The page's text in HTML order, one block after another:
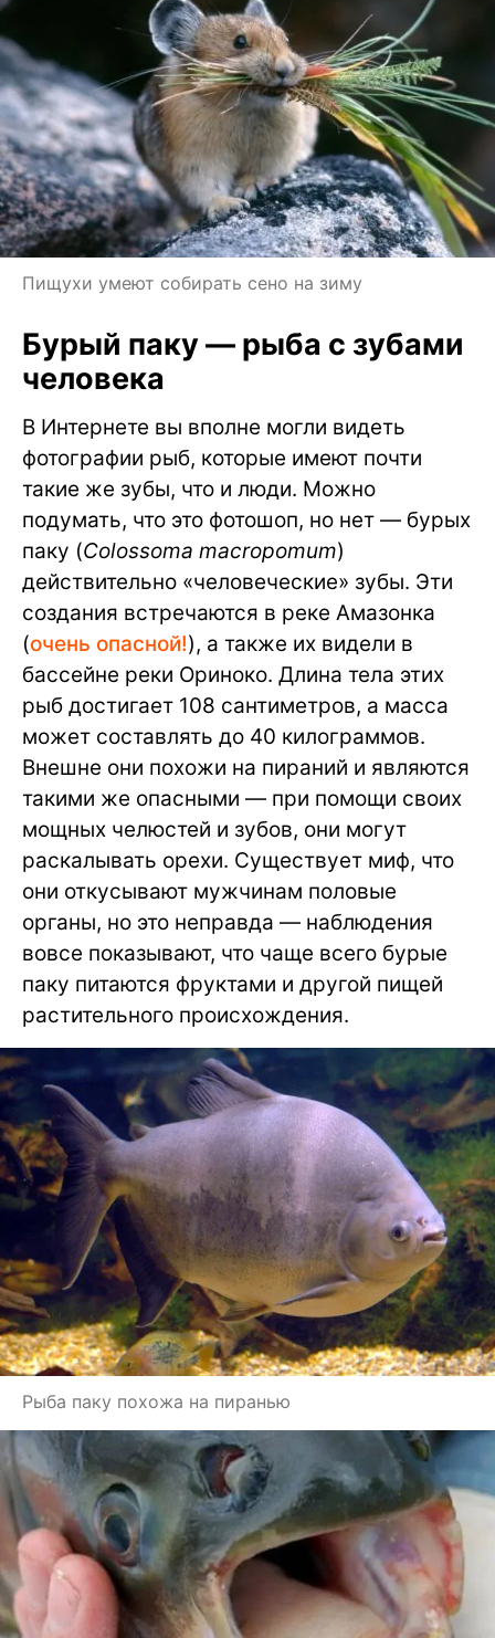
Пищухи умеют собирать сено на зиму
Бурый паку — рыба с зубами
человека
В Интернете вы вполне могли видеть
фотографии рыб, которые имеют почти
такие же зубы, что и люди. Можно
подумать, что это фотошоп, но нет — бурых
паку (Colossoma macropomum)
действительно «человеческие» зубы. Эти
создания встречаются в реке Амазонка
(очень опасной!), а также их видели в
бассейне реки Ориноко. Длина тела этих
рыб достигает 108 сантиметров, а масса
может составлять до 40 килограммов.
Внешне они похожи на пираний и являются
такими же опасными — при помощи своих
мощных челюстей и зубов, они могут
раскалывать орехи. Существует миф, что
они откусывают мужчинам половые
органы, но это неправда — наблюдения
вовсе показывают, что чаще всего бурые
паку питаются фруктами и другой пищей
растительного происхождения.
Рыба паку похожа на пиранью